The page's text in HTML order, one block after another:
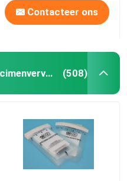
Contacteer ons
95kPa de Zak van het specimenvervoer (508)